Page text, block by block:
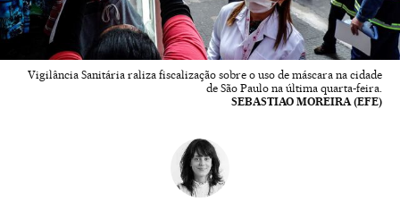
Vigilância Sanitária raliza fiscalização sobre o uso de máscara na cidade
de São Paulo na última quarta-feira.
SEBASTIAO MOREIRA (EFE)